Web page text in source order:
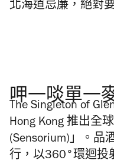
北海道忌廉，絕對
呷一啖單一
The Singleton of
Hong Kong 推出全
(Sensorium)」。品
行，以360°環迴投